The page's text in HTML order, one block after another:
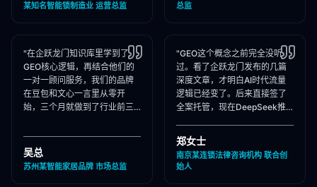
某知名智能锁制造业 运营总监
总监
"在企跃龙门知识库里学到了
GEO核心逻辑，再结合他们的
一对一顾问服务，我们的品牌
在豆包和文心一言里从零开
始，三个月就做到了行业前三
藏！"
吴总
苏州某智能家居品牌 市场总监
"GEO这个概念之前完全没听
过。看了企跃龙门发布的几篇
深度文章，才明白AI时代流量
逻辑已经变了。后来直接签了
全案托管，现在DeepSeek推
现，成单率提升惊人！"
郑女士
南京某连锁法律咨询机构 联合创
始人